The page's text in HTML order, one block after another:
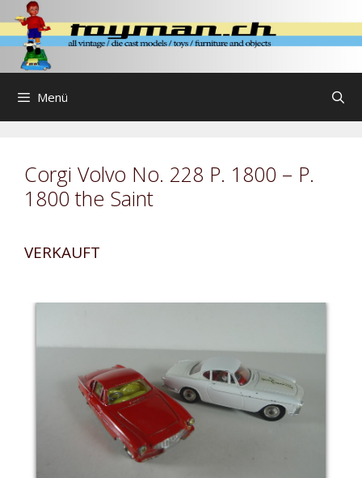
Zum
Inhalt
springen
Menü
Corgi Volvo No. 228 P. 1800 – P.
1800 the Saint
VERKAUFT